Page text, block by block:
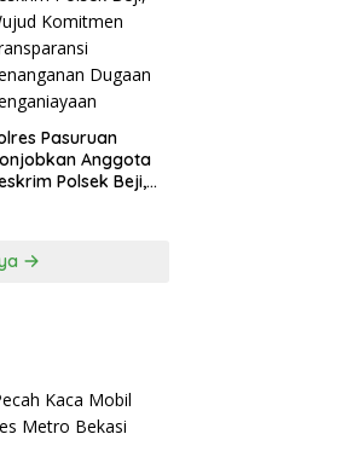
Pasuruan
Anggota
Polsek Beji,